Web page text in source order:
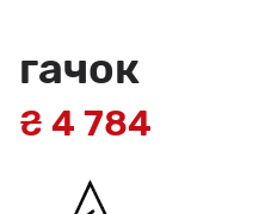
гачок
₴ 4 784